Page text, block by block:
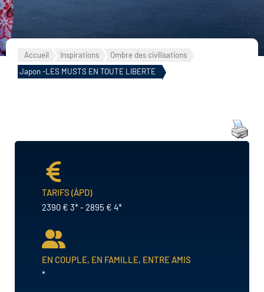
Accueil Inspirations
Ombre des civilisations
Japon -LES MUSTS EN TOUTE LIBERTE
TARIFS (ÀPD)
2390 € 3* - 2895 € 4*
EN COUPLE, EN FAMILLE, ENTRE AMIS
*